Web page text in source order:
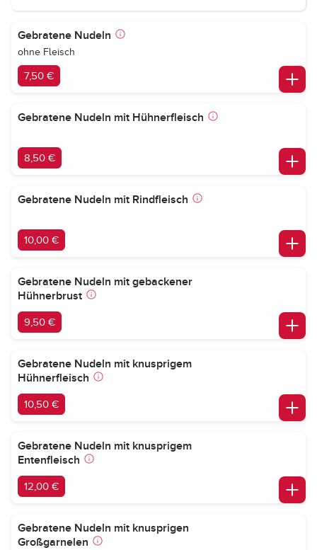
Gebratene Nudeln
ohne Fleisch
7,50 €
Gebratene Nudeln mit Hühnerfleisch
8,50 €
Gebratene Nudeln mit Rindfleisch
10,00 €
Gebratene Nudeln mit gebackener
Hühnerbrust
9,50 €
Gebratene Nudeln mit knusprigem
Hühnerfleisch
10,50 €
Gebratene Nudeln mit knusprigem
Entenfleisch
12,00 €
Gebratene Nudeln mit knusprigen
Großgarnelen